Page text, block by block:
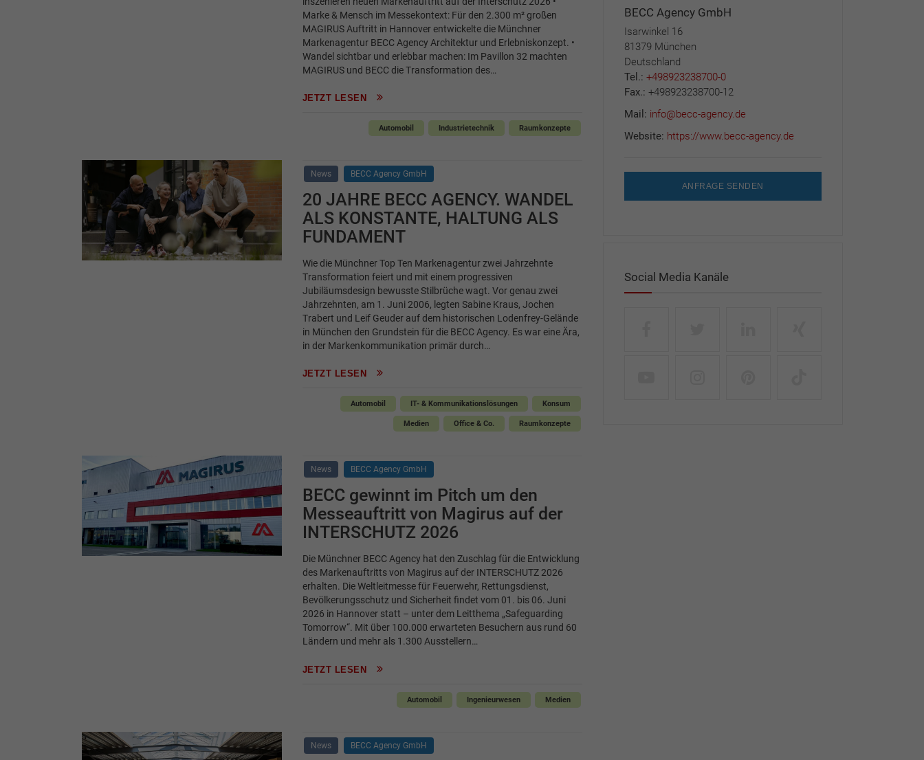
Marke & Mensch im Messekontext: Für den 2.300 m² großen
MAGIRUS Auftritt in Hannover entwickelte die Münchner
Markenagentur BECC Agency Architektur und Erlebniskonzept. •
Wandel sichtbar und erlebbar machen: Im Pavillon 32 machten
MAGIRUS und BECC die Transformation des…
JETZT LESEN
Automobil Industrietechnik Raumkonzepte
News BECC Agency GmbH
20 JAHRE BECC AGENCY. WANDEL
ALS KONSTANTE, HALTUNG ALS
FUNDAMENT
Wie die Münchner Top Ten Markenagentur zwei Jahrzehnte
Transformation feiert und mit einem progressiven
Jubiläumsdesign bewusste Stilbrüche wagt. Vor genau zwei
Jahrzehnten, am 1. Juni 2006, legten Sabine Kraus, Jochen
Trabert und Leif Geuder auf dem historischen Lodenfrey-Gelände
in München den Grundstein für die BECC Agency. Es war eine Ära,
in der Markenkommunikation primär durch…
JETZT LESEN
Automobil IT- & Kommunikationslösungen Konsum
Medien Office & Co. Raumkonzepte
News BECC Agency GmbH
BECC gewinnt im Pitch um den
Messeauftritt von Magirus auf der
INTERSCHUTZ 2026
Die Münchner BECC Agency hat den Zuschlag für die Entwicklung
des Markenauftritts von Magirus auf der INTERSCHUTZ 2026
erhalten. Die Weltleitmesse für Feuerwehr, Rettungsdienst,
Bevölkerungsschutz und Sicherheit findet vom 01. bis 06. Juni
2026 in Hannover statt – unter dem Leitthema „Safeguarding
Tomorrow“. Mit über 100.000 erwarteten Besuchern aus rund 60
Ländern und mehr als 1.300 Ausstellern…
JETZT LESEN
Automobil Ingenieurwesen Medien
News BECC Agency GmbH
BECC Agency GmbH
Isarwinkel 16
81379 München
Deutschland
Tel.: +498923238700-0
Fax.: +498923238700-12
Mail: info@becc-agency.de
Website: https://www.becc-agency.de
ANFRAGE SENDEN
Social Media Kanäle